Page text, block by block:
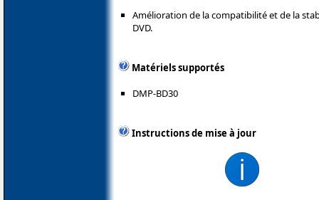
Amélioration de la compatibilité et de la
DVD.
Matériels supportés
DMP-BD30
Instructions de mise à jour